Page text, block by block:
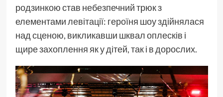
родзинкою став небезпечний трюк з
елементами левітації: героїня шоу здійнялася
над сценою, викликавши шквал оплесків і
щире захоплення як у дітей, так і в дорослих.